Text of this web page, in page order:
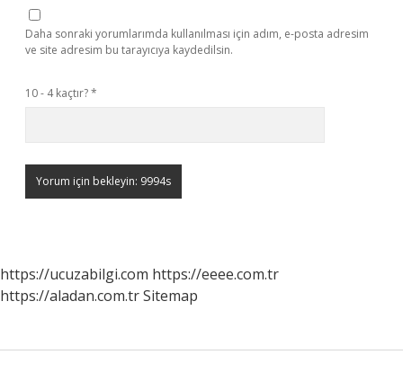
Daha sonraki yorumlarımda kullanılması için adım, e-posta adresim
ve site adresim bu tarayıcıya kaydedilsin.
10 - 4 kaçtır?*
https://ucuzabilgi.com https://eeee.com.tr
https://aladan.com.trSitemap